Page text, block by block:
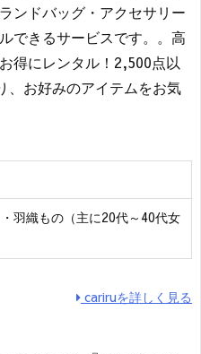
ンドバッグ・アクセサリー
できるサービスです。。高
得にレンタル！2,500点以
、お好みのアイテムをお気
羽織もの（主に20代～40代女
cariruを詳しく見る